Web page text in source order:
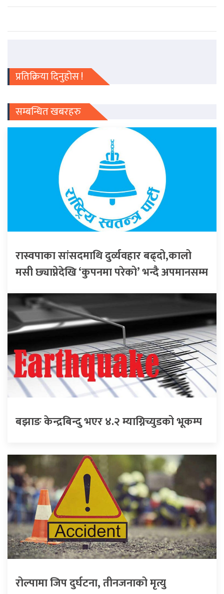
प्रतिक्रिया दिनुहोस !
सम्बन्धित खबरहरु
रास्वपाका सांसदमाथि दुर्व्यवहार बढ्दो,कालो
मसी छ्याप्नेदेखि ‘कुपनमा परेको’ भन्दै अपमानसम्म
बझाङ केन्द्रबिन्दु भएर ४.२ म्याग्निच्युडको भूकम्प
रोल्पामा जिप दुर्घटना, तीनजनाको मृत्यु